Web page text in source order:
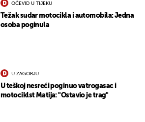
OČEVID U TIJEKU
Težak sudar motocikla i automobila: Jedna
osoba poginula
U ZAGORJU
U teškoj nesreći poginuo vatrogasac i
motociklst Matija: "Ostavio je trag"